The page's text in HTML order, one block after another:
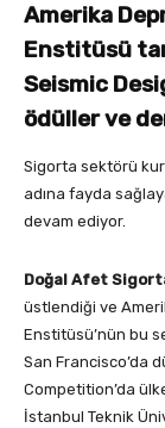
Amerika
Enstitüsü
Seismic
ödüller ve
Sigorta sektörü
adına fayda
devam ediyor.
Doğal Afet
üstlendiği ve
Enstitüsü’nün bu
San Francisco’da
Competition’da
İstanbul Teknik